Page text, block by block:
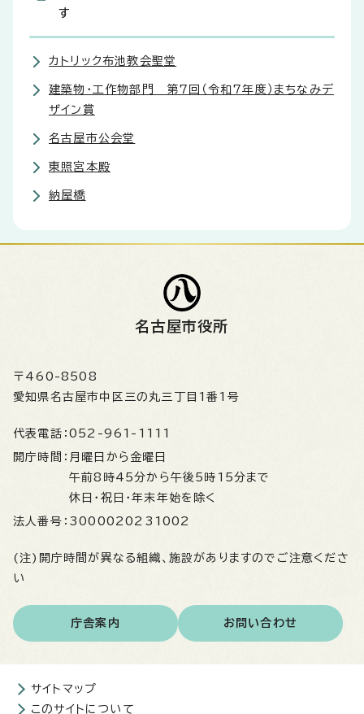
す
カトリック布池教会聖堂
建築物・工作物部門 第7回（令和7年度）まちなみデ
ザイン賞
名古屋市公会堂
東照宮本殿
納屋橋
名古屋市役所
〒460-8508
愛知県名古屋市中区三の丸三丁目1番1号
代表電話： 052-961-1111
開庁時間： 月曜日から金曜日
午前8時45分から午後5時15分まで
休日・祝日・年末年始を除く
法人番号： 3000020231002
(注)開庁時間が異なる組織、施設がありますのでご注意くださ
い
庁舎案内 お問い合わせ
サイトマップ
このサイトについて